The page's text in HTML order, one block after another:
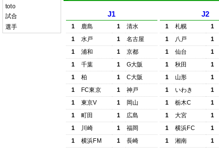
toto
試合
選手
J1
1 鹿島 1
清水
1
水戸 1
名古屋
1
浦和 1
京都
1
千葉 1
G大阪
1
柏 1
C大阪
1
FC東京 1
神戸
1
東京V 1
岡山
1
町田 1
広島
1
川崎 1
福岡
1
横浜FM 1 長崎
J2
1 札幌
1
1
八戸
1
1
仙台
1
1
秋田
1
1
山形
1
1
いわき
1
1
栃木C
1
1
大宮
1
1
横浜FC
1
1
湘南 1